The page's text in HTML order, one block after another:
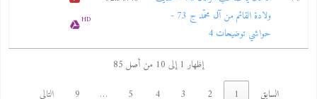
ولادة القائم من آل محمّد ج 73 -
حواشي توضيحات 4
HD
إظهار 1 إلى 10 من أصل 85
السابق
4
… التالي